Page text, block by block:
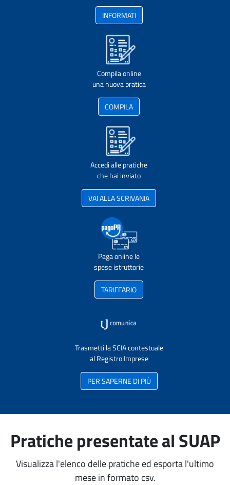
INFORMATI
Compila online
una nuova pratica
COMPILA
Accedi alle pratiche
che hai inviato
VAI ALLA SCRIVANIA
Paga online le
spese istruttorie
TARIFFARIO
Trasmetti la SCIA contestuale
al Registro Imprese
PER SAPERNE DI PIÙ
Pratiche presentate al SUAP
Visualizza l'elenco delle pratiche ed esporta l'ultimo
mese in formato csv.